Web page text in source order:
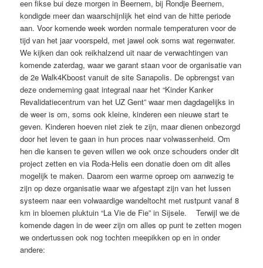
een fikse bui deze morgen in Beernem, bij Rondje Beernem,
kondigde meer dan waarschijnlijk het eind van de hitte periode
aan. Voor komende week worden normale temperaturen voor de
tijd van het jaar voorspeld, met jawel ook soms wat regenwater.
We kijken dan ook reikhalzend uit naar de verwachtingen van
komende zaterdag, waar we garant staan voor de organisatie van
de 2e Walk4Kboost vanuit de site Sanapolis. De opbrengst van
deze onderneming gaat integraal naar het “Kinder Kanker
Revalidatiecentrum van het UZ Gent” waar men dagdagelijks in
de weer is om, soms ook kleine, kinderen een nieuwe start te
geven. Kinderen hoeven niet ziek te zijn, maar dienen onbezorgd
door het leven te gaan in hun proces naar volwassenheid. Om
hen die kansen te geven willen we ook onze schouders onder dit
project zetten en via Roda-Helis een donatie doen om dit alles
mogelijk te maken. Daarom een warme oproep om aanwezig te
zijn op deze organisatie waar we afgestapt zijn van het lussen
systeem naar een volwaardige wandeltocht met rustpunt vanaf 8
km in bloemen pluktuin “La Vie de Fie” in Sijsele. Terwijl we de
komende dagen in de weer zijn om alles op punt te zetten mogen
we ondertussen ook nog tochten meepikken op en in onder
andere: